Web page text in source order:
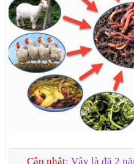
Cập nhật: Vậy là đã 2